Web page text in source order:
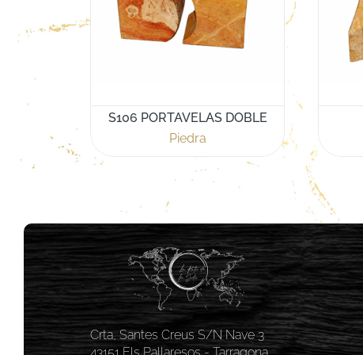
S106 PORTAVELAS DOBLE
Piedra
Crta, Santes Creus S/N Nave 3